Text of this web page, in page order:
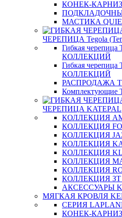
КОНЕК-КАРНИЗ
МАСТИКА
ЧЕРЕПИЦА Tegola
Гибкая
КОЛЛЕКЦИЙ
Гибкая
КОЛЛЕКЦИЙ
РАСПРОДАЖА
Комплектующие
ЧЕРЕПИЦА KATEPAL
КОЛЛЕКЦИЯ
КОЛЛЕКЦИЯ
КОЛЛЕКЦИЯ
КОЛЛЕКЦИЯ
КОЛЛЕКЦИЯ
КОЛЛЕКЦИЯ
КОЛЛЕКЦИЯ
КОЛЛЕКЦИЯ ЗТ
АКСЕССУАРЫ
МЯГКАЯ КРОВЛЯ
СЕРИЯ
КОНЕК-КАРНИЗ